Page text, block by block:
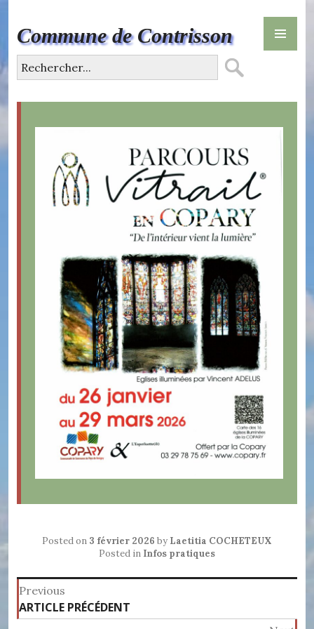
content
Commune de Contrisson
Posted on 3 février 2026 by Laetitia COCHETEUX
Posted in Infos pratiques
Navigation
de
Previous
Previous
post:
ARTICLE PRÉCÉDENT